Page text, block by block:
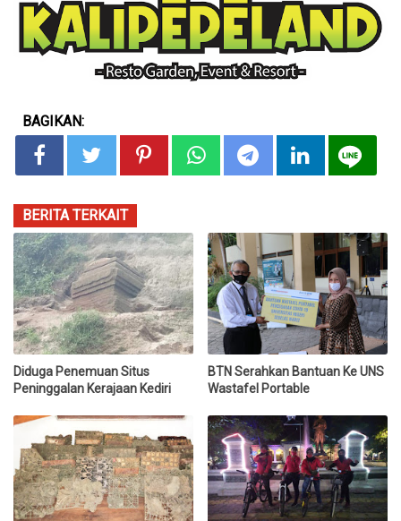
BAGIKAN:
BERITA TERKAIT
Diduga Penemuan Situs
Peninggalan Kerajaan Kediri
BTN Serahkan Bantuan Ke UNS
Wastafel Portable